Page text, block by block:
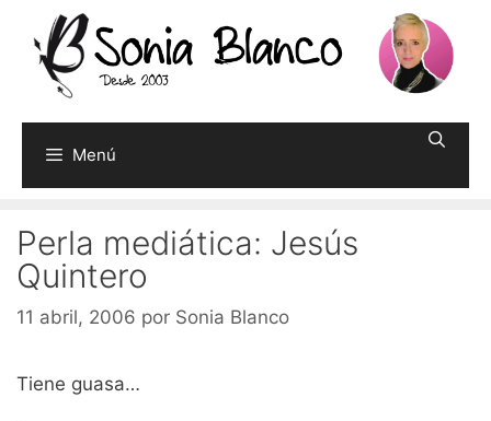
contenido
Menú
Perla mediática: Jesús
Quintero
11 abril, 2006 por Sonia Blanco
Tiene guasa…